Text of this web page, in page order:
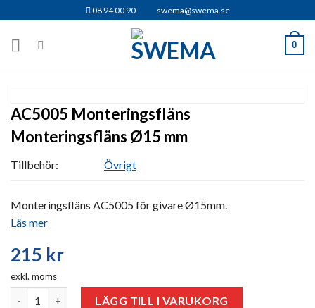
content
08 94 00 90 swema@swema.se
0
AC5005 Monteringsfläns
Monteringsfläns Ø15 mm
Tillbehör: Övrigt
Monteringsfläns AC5005 för givare Ø15mm.
Läs mer
215 kr
exkl. moms
AC5005 Monteringsfläns mängdLÄGG TILL I VARUKORG